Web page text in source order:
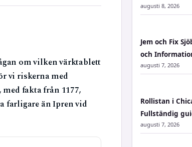
om vilken värktablett
vi riskerna med
fakta från 1177,
farligare än Ipren vid
augusti 8, 2026
Jem och Fix
och
augusti 7, 2026
Rollistan i
Fullständig
augusti 7, 2026